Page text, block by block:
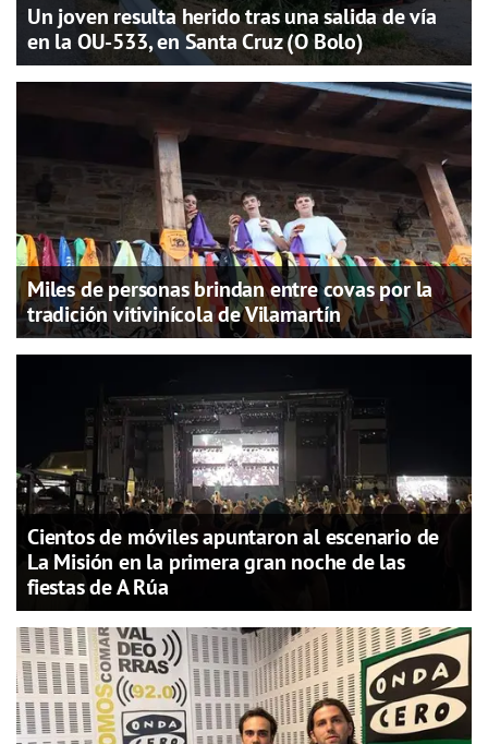
Un joven resulta herido tras una salida de vía
en la OU-533, en Santa Cruz (O Bolo)
Miles de personas brindan entre covas por la
tradición vitivinícola de Vilamartín
Cientos de móviles apuntaron al escenario de
La Misión en la primera gran noche de las
fiestas de A Rúa